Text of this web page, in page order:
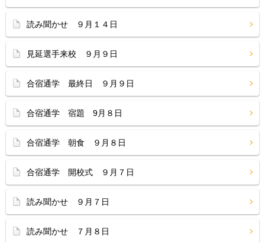
読み聞かせ ９月１４日
見延選手来校 ９月９日
合宿通学 最終日 ９月９日
合宿通学 宿題 9月８日
合宿通学 朝食 ９月８日
合宿通学 開校式 ９月７日
読み聞かせ ９月７日
読み聞かせ ７月８日